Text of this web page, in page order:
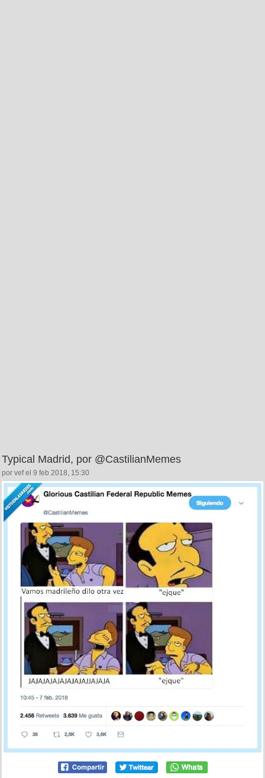
Typical Madrid, por @CastilianMemes
por vef el 9 feb 2018, 15:30